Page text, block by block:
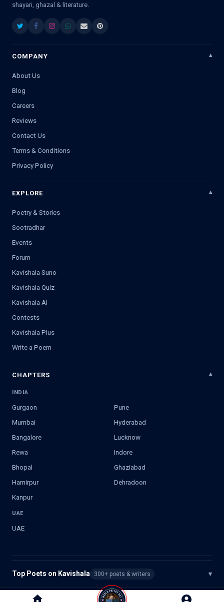
shayari, ghazal & literature.
COMPANY
About Us
Blog
Careers
Reviews
Contact Us
Terms & Conditions
Privacy Policy
EXPLORE
Poetry & Stories
Sootradhar
Events
Forum
Kavishala Suno
Kavishala Quiz
Kavishala AI
Contests
Kavishala Plus
Write a Poem
CHAPTERS
INDIA
Gurgaon
Pune
Mumbai
Hyderabad
Bangalore
Lucknow
Rewa
Indore
Bhopal
Ghaziabad
Hamirpur
Dehradoon
Kanpur
UAE
UAE
Top Poets on Kavishala 300+ poets & writers ▾